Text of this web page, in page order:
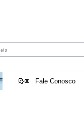
Fale Conosco